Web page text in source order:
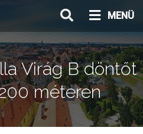
MENÜ
Virág B döntőt
méteren